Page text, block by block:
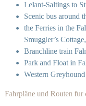
Lelant-Saltings to
Scenic bus around
the Ferries in the
Smuggler’s
Branchline train
Park and Float in
Western
Fahrpläne und Routen fur